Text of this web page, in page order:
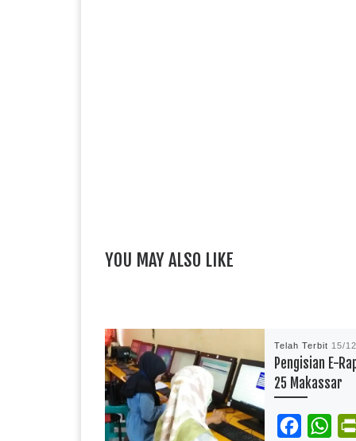
YOU MAY ALSO LIKE
Telah Terbit 15/
Pengisian E-
25 Makassar
W